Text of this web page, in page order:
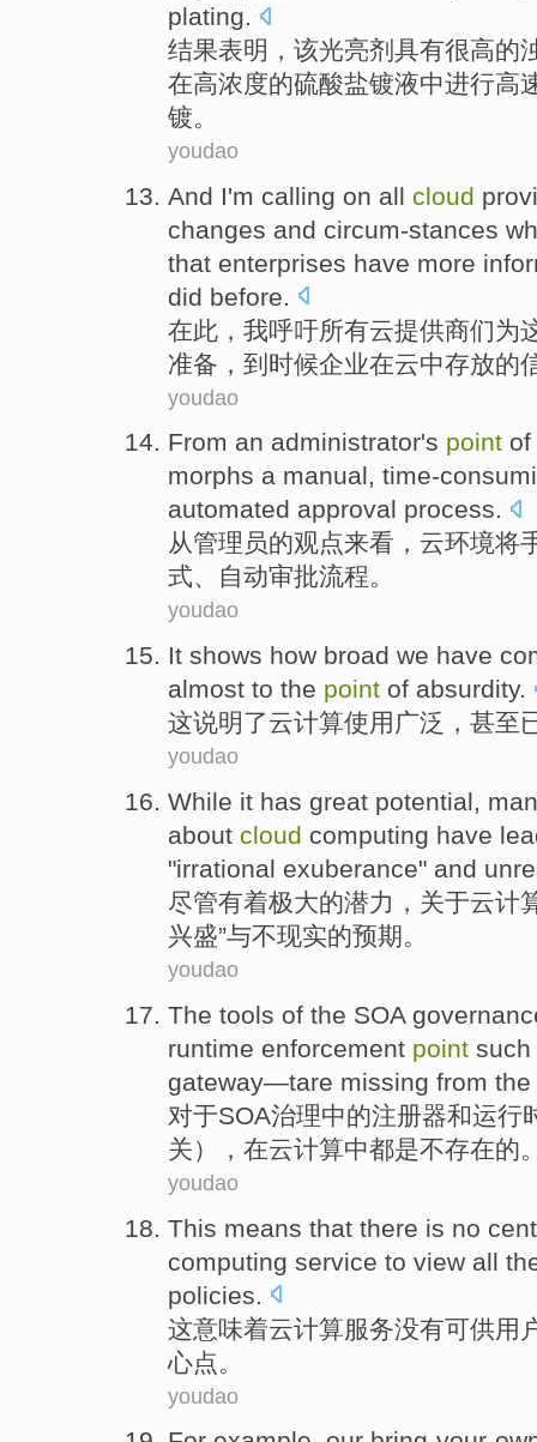
plating.
结果表明 ， 该光亮剂 具有很高的
在高浓度的硫酸盐镀液中进行高
镀。
youdao
And I'm calling on all cloud
changes and circum-stances
that enterprises have more
did before.
在此 ， 我呼吁所有云提供商们为
准备， 到时候企业在云中存放的
youdao
From an administrator's point of
morphs a manual, time-
automated approval process.
从管理员的观点来看 ， 云环境将
式、 自动审批流程。
youdao
It shows how broad we have
almost to the point of absurdity.
这说明了云计算使用 广泛 ， 甚至
youdao
While it has great potential,
about cloud computing have
"irrational exuberance" and
尽管有着极大的潜力 ， 关于云计
兴盛”与不现实的预期。
youdao
The tools of the SOA
runtime enforcement point such
gateway—tare missing from the
对于SOA治理中的注册器和运行
关）， 在云计算中都是不存在的
youdao
This means that there is no
computing service to view all
policies
这意味着云计算服务没有可供用
心点。
youdao